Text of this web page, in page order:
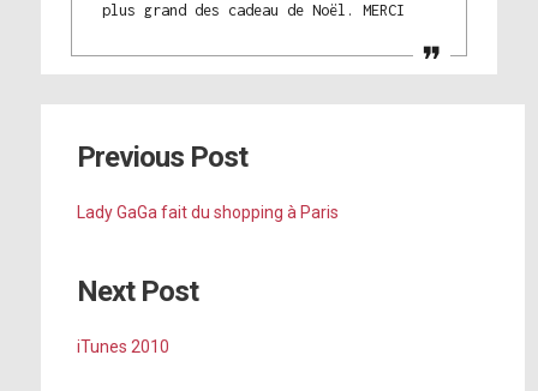
plus grand des cadeau de Noël. MERCI
Previous Post
Lady GaGa fait du shopping à Paris
Next Post
iTunes 2010